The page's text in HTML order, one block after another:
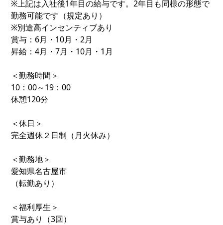
※上記は入社後1年目の給与です。2年目も同様の形態で
勤務可能です（規定あり）
※別途高インセンティブあり
賞与：6月・10月・2月
昇給：4月・7月・10月・1月
＜勤務時間＞
10：00～19：00
休憩120分
＜休日＞
完全週休２日制（月火休み）
＜勤務地＞
愛知県名古屋市
（転勤あり）
＜福利厚生＞
賞与あり（3回）